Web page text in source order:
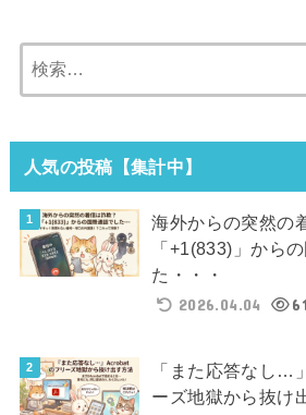
索:
人気の投稿【集計中】
海外からの突然の
「+1(833)」から
た・・・
2026.04.04
「また応答なし…
ーズ地獄から抜け